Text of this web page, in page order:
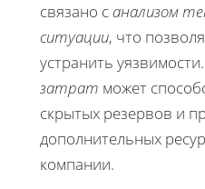
связано с анализом
ситуации, что
устранить уязвимости.
затрат может
скрытых резервов и
дополнительных
компании.